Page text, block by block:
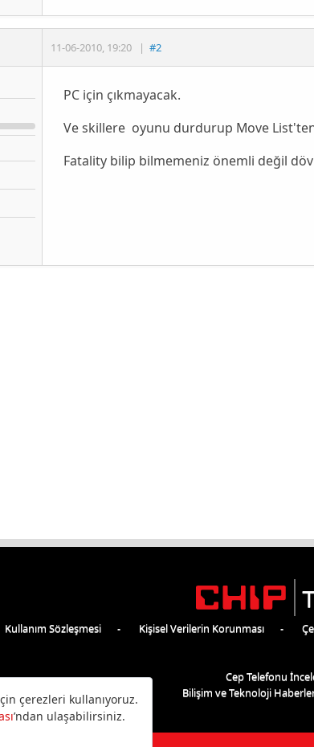
11-06-2010, 19:20 | #2
PC için çıkmayacak.
Ve skillere oyunu durdurup Move
Fatality bilip bilmemeniz önemli değil
Kullanım Sözleşmesi Kişisel Verilerin Korunması
Cep Telefonu
Bilişim ve Teknoloji